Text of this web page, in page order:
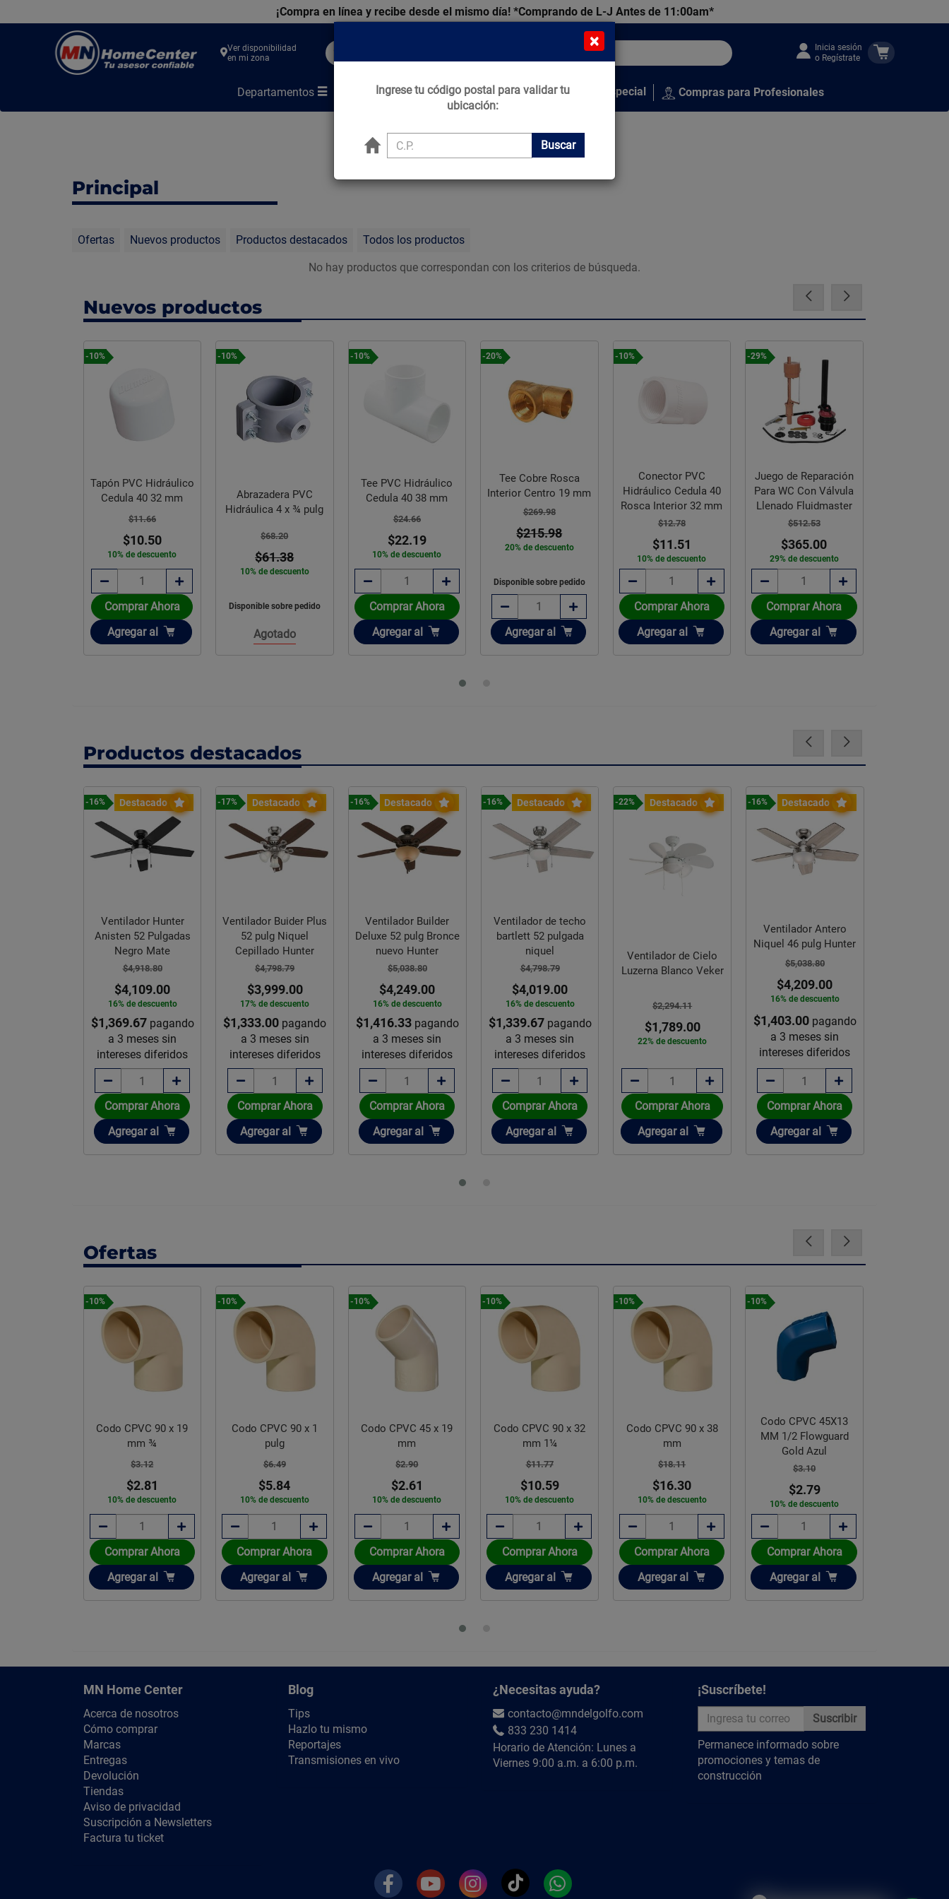
¡Compra en línea y recibe desde el mismo día! *Comprando de L-J Antes de 11:00am*
Center
Ver disponibilidad
en mi zona
Inicia sesión
o Regístrate
Departamentos Marcas Tips que Construyen Venta Especial Compras para Profesionales
Principal
Ofertas Nuevos productos Productos destacados Todos los productos
No hay productos que correspondan con los criterios de búsqueda.
Nuevos productos
-10%
Tapón PVC Hidráulico
Cedula 40 32 mm
$11.66
$10.50
10% de descuento
Comprar Ahora
Añadir
Agregar al
-10%
Abrazadera PVC
Hidráulica 4 x ¾ pulg
$68.20
$61.38
10% de descuento
Disponible sobre pedido
Agotado
-10%
Tee PVC Hidráulico
Cedula 40 38 mm
$24.66
$22.19
10% de descuento
Comprar Ahora
Añadir
Agregar al
-20%
Tee Cobre Rosca
Interior Centro 19 mm
$269.98
$215.98
20% de descuento
Disponible sobre pedido
Añadir
Agregar al
-10%
Conector PVC
Hidráulico Cedula 40
Rosca Interior 32 mm
$12.78
$11.51
10% de descuento
Comprar Ahora
Añadir
Agregar al
-29%
Juego de Reparación
Para WC Con Válvula
Llenado Fluidmaster
$512.53
$365.00
29% de descuento
Comprar Ahora
Añadir
Agregar al
Productos destacados
Destacado
-16%
Ventilador Hunter
Anisten 52 Pulgadas
Negro Mate
$4,918.80
$4,109.00
16% de descuento
$1,369.67pagando
a 3 meses sin
intereses diferidos
Comprar Ahora
Añadir
Agregar al
Destacado
-17%
Ventilador Buider Plus
52 pulg Niquel
Cepillado Hunter
$4,798.79
$3,999.00
17% de descuento
$1,333.00 pagando
a 3 meses sin
intereses diferidos
Comprar Ahora
Añadir
Agregar al
Destacado
-16%
Ventilador Builder
Deluxe 52 pulg Bronce
nuevo Hunter
$5,038.80
$4,249.00
16% de descuento
$1,416.33pagando
a 3 meses sin
intereses diferidos
Comprar Ahora
Añadir
Agregar al
Destacado
-16%
Ventilador de techo
bartlett 52 pulgada
niquel
$4,798.79
$4,019.00
16% de descuento
$1,339.67pagando
a 3 meses sin
intereses diferidos
Comprar Ahora
Añadir
Agregar al
Destacado
-22%
Ventilador de Cielo
Luzerna Blanco Veker
$2,294.11
$1,789.00
22% de descuento
Comprar Ahora
Añadir
Agregar al
Destacado
-16%
Ventilador Antero
Niquel 46 pulg Hunter
$5,038.80
$4,209.00
16% de descuento
$1,403.00pagando
a 3 meses sin
intereses diferidos
Comprar Ahora
Añadir
Agregar al
Ofertas
-10%
Codo CPVC 90 x 19
mm ¾
$3.12
$2.81
10% de descuento
Comprar Ahora
Añadir
Agregar al
-10%
Codo CPVC 90 x 1
pulg
$6.49
$5.84
10% de descuento
Comprar Ahora
Añadir
Agregar al
-10%
Codo CPVC 45 x 19
mm
$2.90
$2.61
10% de descuento
Comprar Ahora
Añadir
Agregar al
-10%
Codo CPVC 90 x 32
mm 1¼
$11.77
$10.59
10% de descuento
Comprar Ahora
Añadir
Agregar al
-10%
Codo CPVC 90 x 38
mm
$18.11
$16.30
10% de descuento
Comprar Ahora
Añadir
Agregar al
-10%
Codo CPVC 45X13
MM 1/2 Flowguard
Gold Azul
$3.10
$2.79
10% de descuento
Comprar Ahora
Añadir
Agregar al
MN Home Center
Acerca de nosotros
Cómo comprar
Marcas
Entregas
Devolución
Tiendas
Aviso de privacidad
Suscripción a Newsletters
Factura tu ticket
Blog
Tips
Hazlo tu mismo
Reportajes
Transmisiones en vivo
¿Necesitas ayuda?
contacto@mndelgolfo.com
833 230 1414
Horario de Atención: Lunes a
Viernes 9:00 a.m. a 6:00 p.m.
¡Suscríbete!
Suscribir
Permanece informado sobre
promociones y temas de
construcción
×
Ingrese tu código postal para validar tu
ubicación:
Buscar